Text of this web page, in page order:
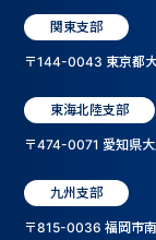
関東支部
〒144-0043 東京都
東海北陸支部
〒474-0071 愛知県
九州支部
〒815-0036 福岡市